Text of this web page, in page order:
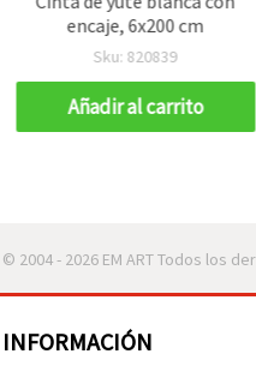
encaje, 6x200 cm
Sku: 820839
Añadir al carrito
© 2004 - 2026 EM ART Todos los
INFORMACIÓN